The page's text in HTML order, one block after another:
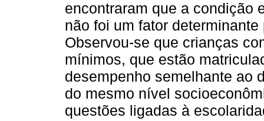
encontraram que a condição
não foi um fator
Observou-se que crianças
mínimos, que estão
desempenho semelhante ao
do mesmo nível
questões ligadas à